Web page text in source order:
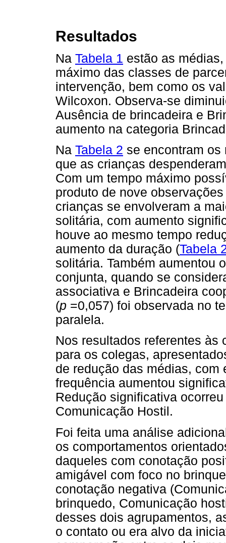
Resultados
Na Tabela 1 estão as
máximo das classes de
intervenção, bem como os
Wilcoxon. Observa-se
Ausência de brincadeira e
aumento na categoria
Na Tabela 2 se encontram os
que as crianças
Com um tempo máximo
produto de nove
crianças se envolveram a
solitária, com aumento
houve ao mesmo tempo
aumento da duração (Tabela
solitária. Também aumentou
conjunta, quando se
associativa e Brincadeira
(p =0,057) foi observada no
paralela.
Nos resultados referentes às
para os colegas,
de redução das médias, com
frequência aumentou
Redução significativa
Comunicação Hostil.
Foi feita uma análise
os comportamentos
daqueles com conotação
amigável com foco no
conotação negativa
brinquedo, Comunicação
desses dois agrupamentos,
o contato ou era alvo da